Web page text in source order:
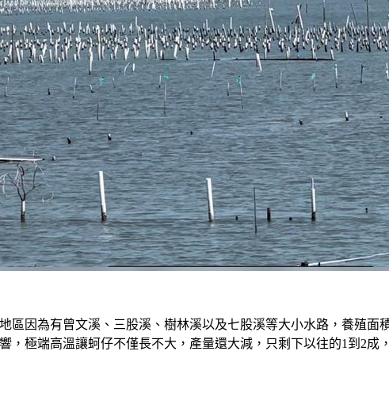
區因為有曾文溪、三股溪、樹林溪以及七股溪等大小水路，養殖
極端高溫讓蚵仔不僅長不大，產量還大減，只剩下以往的1到2成